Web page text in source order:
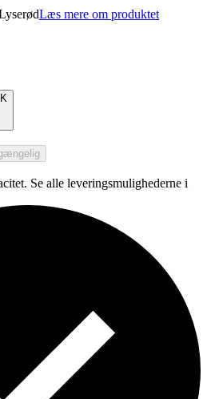
Læs mere om produktet
Se alle leveringsmulighederne i